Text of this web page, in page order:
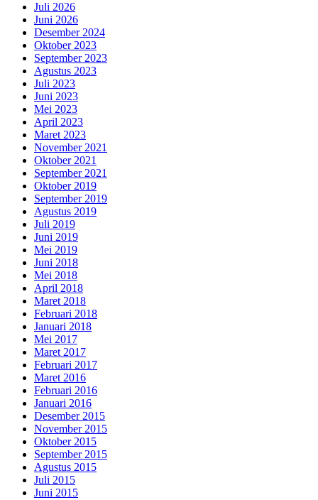
Juli 2026
Juni 2026
Desember 2024
Oktober 2023
September 2023
Agustus 2023
Juli 2023
Juni 2023
Mei 2023
April 2023
Maret 2023
November 2021
Oktober 2021
September 2021
Oktober 2019
September 2019
Agustus 2019
Juli 2019
Juni 2019
Mei 2019
Juni 2018
Mei 2018
April 2018
Maret 2018
Februari 2018
Januari 2018
Mei 2017
Maret 2017
Februari 2017
Maret 2016
Februari 2016
Januari 2016
Desember 2015
November 2015
Oktober 2015
September 2015
Agustus 2015
Juli 2015
Juni 2015